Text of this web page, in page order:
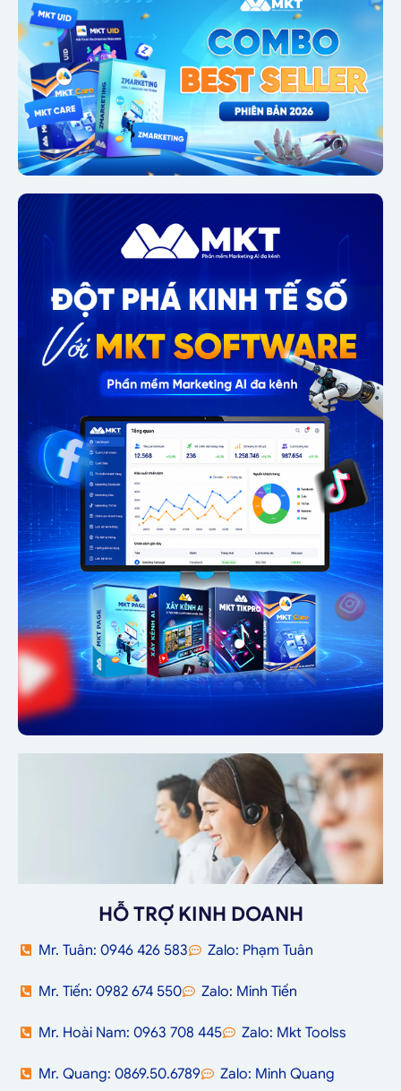
HỖ TRỢ KINH DOANH
Mr. Tuân: 0946 426 583 Zalo: Phạm Tuân
Mr. Tiến: 0982 674 550 Zalo: Minh Tiến
Mr. Hoài Nam: 0963 708 445 Zalo: Mkt Toolss
Mr. Quang: 0869.50.6789 Zalo: Minh Quang